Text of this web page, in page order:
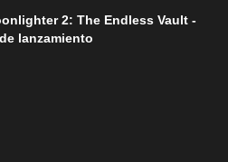
2: The Endless Vault -
lanzamiento